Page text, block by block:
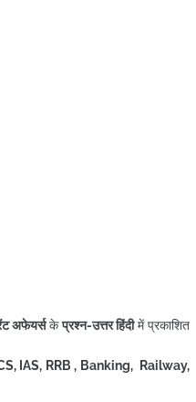
अफेयर्सकेप्रश्न-उत्तर हिंदीमें प्रकाशित
IAS, RRB , Banking, Railway,